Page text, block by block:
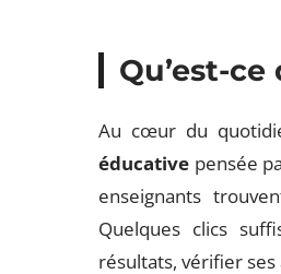
Qu’est-
Au cœur du
éducative pensée
enseignants
Quelques clics
résultats, vérifier ses